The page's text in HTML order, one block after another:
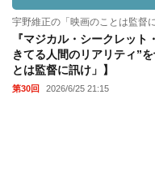
宇野維正の「映画のことは監督に
『マジカル・シークレッ
きてる人間のリアリティ”
とは監督に訊け」】
第30回 2026/6/25 21:15